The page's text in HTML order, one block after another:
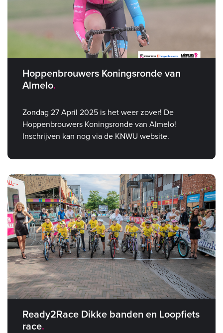
Hoppenbrouwers Koningsronde van
Almelo
Zondag 27 April 2025 is het weer zover! De
Hoppenbrouwers Koningsronde van Almelo!
Inschrijven kan nog via de KNWU website.
Ready2Race Dikke banden en Loopfiets
race